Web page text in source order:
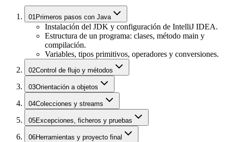
01Primeros pasos con Java
Instalación del JDK y configuración de IntelliJ IDEA.
Estructura de un programa: clases, método main y
compilación.
Variables, tipos primitivos, operadores y conversiones.
02Control de flujo y métodos
03Orientación a objetos
04Colecciones y streams
05Excepciones, ficheros y pruebas
06Herramientas y proyecto final